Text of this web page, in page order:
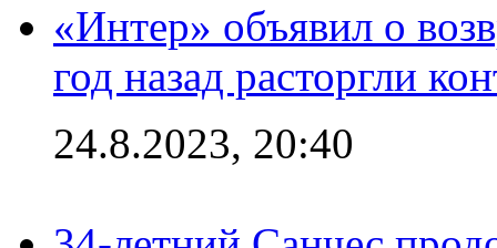
«Интер» объявил о
год назад расторгли
24.8.2023, 20:40